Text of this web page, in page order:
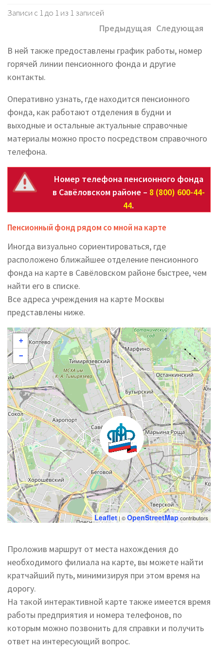
Записи с 1 до 1 из 1 записей
Предыдущая Следующая
В ней также предоставлены график работы, номер
горячей линии пенсионного фонда и другие
контакты.
Оперативно узнать, где находится пенсионного
фонда, как работают отделения в будни и
выходные и остальные актуальные справочные
материалы можно просто посредством справочного
телефона.
Номер телефона пенсионного фонда
в Савёловском районе – 8 (800) 600-44-
44.
Пенсионный фонд рядом со мной на карте
Иногда визуально сориентироваться, где
расположено ближайшее отделение пенсионного
фонда на карте в Савёловском районе быстрее, чем
найти его в списке.
Все адреса учреждения на карте Москвы
представлены ниже.
+
−
Leaflet| ©OpenStreetMap contributors
Проложив маршрут от места нахождения до
необходимого филиала на карте, вы можете найти
кратчайший путь, минимизируя при этом время на
дорогу.
На такой интерактивной карте также имеется время
работы предприятия и номера телефонов, по
которым можно позвонить для справки и получить
ответ на интересующий вопрос.